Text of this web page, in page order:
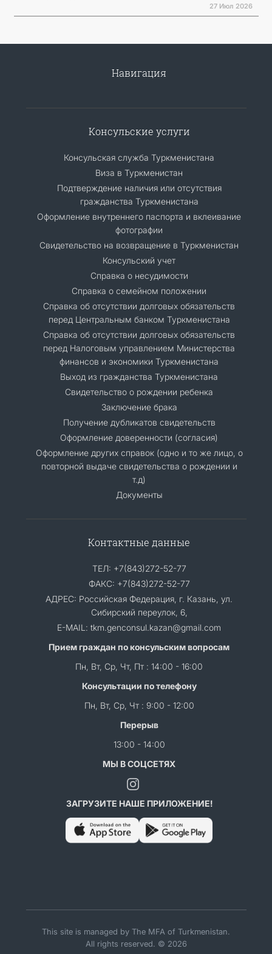
27 Июл 2026
Навигация
Консульские услуги
Консульская служба Туркменистана
Виза в Туркменистан
Подтверждение наличия или отсутствия
гражданства Туркменистана
Оформление внутреннего паспорта и вклеивание
фотографии
Свидетельство на возвращение в Туркменистан
Консульский учет
Справка о несудимости
Справка о семейном положении
Cправка об отсутствии долговых обязательств
перед Центральным банком Туркменистана
Справка об отсутствии долговых обязательств
перед Налоговым управлением Министерства
финансов и экономики Туркменистана
Выход из гражданства Туркменистана
Свидетельство о рождении ребенка
Заключение брака
Получение дубликатов свидетельств
Оформление доверенности (согласия)
Оформление других справок (одно и то же лицо, о
повторной выдаче свидетельства о рождении и
т.д)
Документы
Контактные данные
ТЕЛ: +7(843)272-52-77
ФАКС: +7(843)272-52-77
АДРЕС: Российская Федерация, г. Казань, ул.
Сибирский переулок, 6,
E-MAIL: tkm.genconsul.kazan@gmail.com
Прием граждан по консульским вопросам
Пн, Вт, Ср, Чт, Пт : 14:00 - 16:00
Консультации по телефону
Пн, Вт, Ср, Чт : 9:00 - 12:00
Перерыв
13:00 - 14:00
МЫ В СОЦСЕТЯХ
ЗАГРУЗИТЕ НАШЕ ПРИЛОЖЕНИЕ!
This site is managed by The MFA of Turkmenistan.
All rights reserved. © 2026